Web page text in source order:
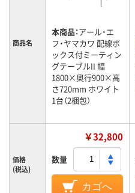
商品名
本商品：アール・エ
フ・ヤマカワ 配線ボ
ックス付ミーティン
グテーブルII 幅
1800×奥行900×高
さ720mm ホワイト
1台（2梱包）
価格
(税込)
￥32,800
数量
カゴへ